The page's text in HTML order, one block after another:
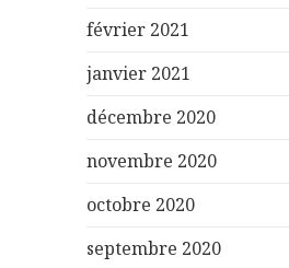
février 2021
janvier 2021
décembre 2020
novembre 2020
octobre 2020
septembre 2020